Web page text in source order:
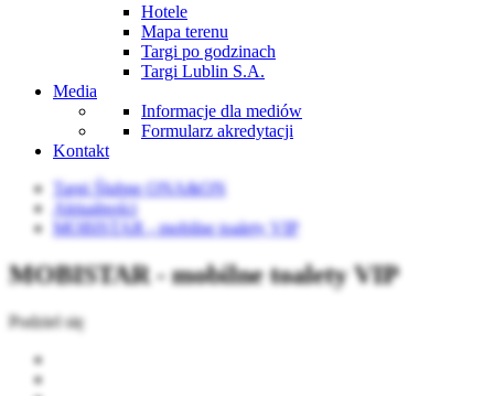
Hotele
Mapa terenu
Targi po godzinach
Targi Lublin S.A.
Media
Informacje dla mediów
Formularz akredytacji
Kontakt
Targi Ślubne ONA&ON
Aktualności
MOBISTAR - mobilne toalety VIP
MOBISTAR - mobilne toalety VIP
Podziel się